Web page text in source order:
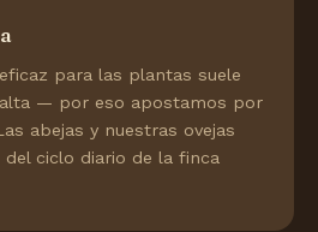
para las plantas suele
— por eso apostamos por
abejas y nuestras ovejas
ciclo diario de la finca